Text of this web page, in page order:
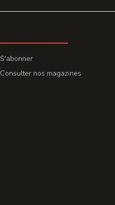
S'abonner
Consulter nos magazines